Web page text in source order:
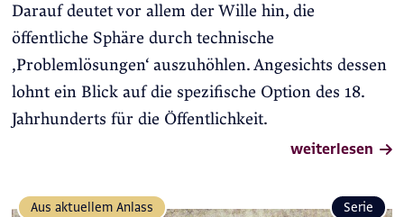
Darauf deutet vor allem der Wille hin, die
öffentliche Sphäre durch technische
‚Problemlösungen‘ auszuhöhlen. Angesichts dessen
lohnt ein Blick auf die spezifische Option des 18.
Jahrhunderts für die Öffentlichkeit.
weiterlesen
Aus aktuellem Anlass Serie